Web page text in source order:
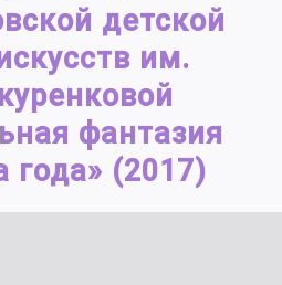
детской
им.
фантазия
года» (2017)